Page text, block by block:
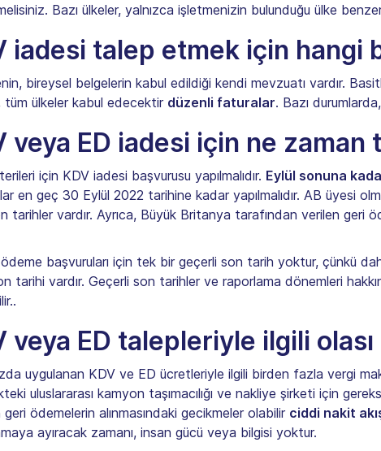
Bazı ülkeler, yalnızca işletmenizin bulunduğu ülke
iadesi talep etmek için hangi
bireysel belgelerin kabul edildiği kendi mevzuatı vardır.
tüm ülkeler kabul edecektir düzenli faturalar. Bazı
veya ED iadesi için ne zaman
için KDV iadesi başvurusu yapılmalıdır. Eylül sonuna
en geç 30 Eylül 2022 tarihine kadar yapılmalıdır. AB üyesi
tarihler vardır. Ayrıca, Büyük Britanya tarafından verilen
başvuruları için tek bir geçerli son tarih yoktur, çünkü
tarihi vardır. Geçerli son tarihler ve raporlama dönemleri
veya ED talepleriyle ilgili
uygulanan KDV ve ED ücretleriyle ilgili birden fazla vergi
uluslararası kamyon taşımacılığı ve nakliye şirketi için
ödemelerin alınmasındaki gecikmeler olabilir ciddi nakit
ayıracak zamanı, insan gücü veya bilgisi yoktur.